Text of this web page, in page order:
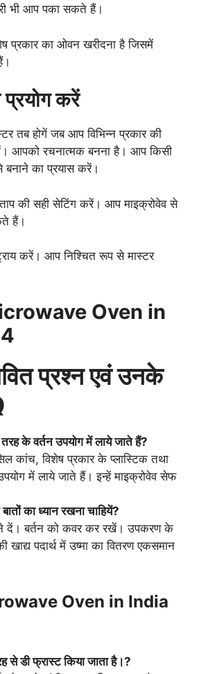
भी आप पका सकते हैं।
प्रकार का ओवन खरीदना है जिसमें
प्रयोग करें
तब होगें जब आप विभिन्न प्रकार की
आपको रचनात्मक बनना है। आप किसी
बनाने का प्रयास करें।
की सही सेटिंग करें। आप माइक्रोवेव से
हैं।
करें। आप निश्चित रूप से मास्टर
Oven in
प्रश्न एवं उनके
के वर्तन उपयोग में लाये जाते हैं?
कांच, विशेष प्रकार के प्लास्टिक तथा
में लाये जाते हैं। इन्हें माइक्रोवेव सेफ
का ध्यान रखना चाहियें?
दें। बर्तन को कवर कर रखें। उपकरण के
खाद्य पदार्थ में उष्मा का वितरण एकसमान
Oven in India
से डी फ्रास्ट किया जाता है।?